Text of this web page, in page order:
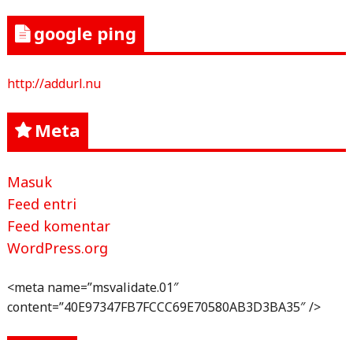
google ping
http://addurl.nu
Meta
Masuk
Feed entri
Feed komentar
WordPress.org
<meta name=”msvalidate.01″
content=”40E97347FB7FCCC69E70580AB3D3BA35″ />